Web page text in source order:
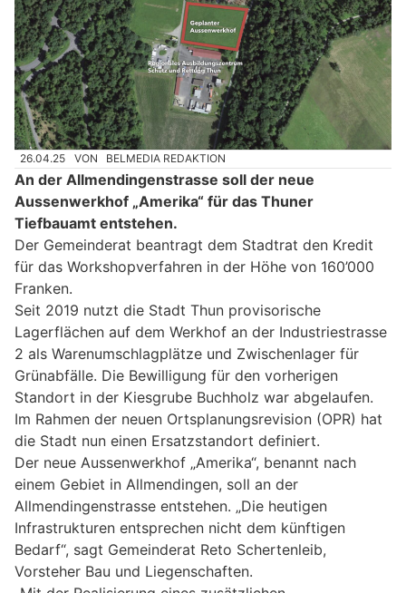
26.04.25 VON BELMEDIA REDAKTION
An der Allmendingenstrasse soll der neue
Aussenwerkhof „Amerika“ für das Thuner
Tiefbauamt entstehen.
Der Gemeinderat beantragt dem Stadtrat den Kredit
für das Workshopverfahren in der Höhe von 160’000
Franken.
Seit 2019 nutzt die Stadt Thun provisorische
Lagerflächen auf dem Werkhof an der Industriestrasse
2 als Warenumschlagplätze und Zwischenlager für
Grünabfälle. Die Bewilligung für den vorherigen
Standort in der Kiesgrube Buchholz war abgelaufen.
Im Rahmen der neuen Ortsplanungsrevision (OPR) hat
die Stadt nun einen Ersatzstandort definiert.
Der neue Aussenwerkhof „Amerika“, benannt nach
einem Gebiet in Allmendingen, soll an der
Allmendingenstrasse entstehen. „Die heutigen
Infrastrukturen entsprechen nicht dem künftigen
Bedarf“, sagt Gemeinderat Reto Schertenleib,
Vorsteher Bau und Liegenschaften.